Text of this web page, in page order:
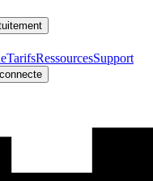
TarifsRessourcesSupport